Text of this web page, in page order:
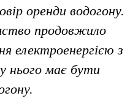
оренди водогону.
продовжило
електроенергією з
у нього має бути